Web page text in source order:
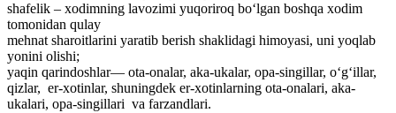
shafelik – xodimning lavozimi yuqoriroq bo‘lgan boshqa xodim
tomonidan qulay
mehnat sharoitlarini yaratib berish shaklidagi himoyasi, uni yoqlab
yonini olishi;
yaqin qarindoshlar— ota-onalar, aka-ukalar, opa-singillar, o‘g‘illar,
qizlar, er-xotinlar, shuningdek er-xotinlarning ota-onalari, aka-
ukalari, opa-singillari va farzandlari.